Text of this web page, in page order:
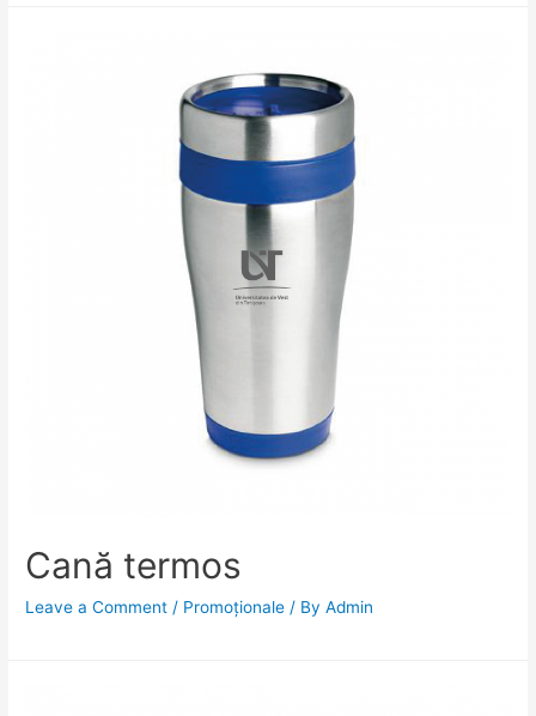
Cană termos
Leave a Comment / Promoționale / ByAdmin